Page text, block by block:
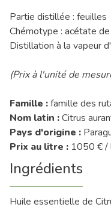
Partie distillée : feuilles
Chémotype : acétate
Distillation à la vapeur
(Prix à l'unité de
Famille :famille des
Nom latin :Citrus
Pays d'origine :
Prix au litre : 1050 € /
Ingrédients
Huile essentielle de